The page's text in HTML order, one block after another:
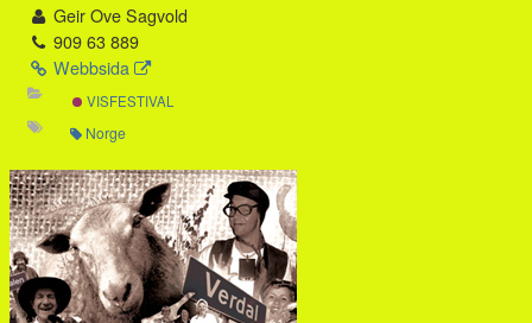
Geir Ove Sagvold
909 63 889
Webbsida
VISFESTIVAL
Norge